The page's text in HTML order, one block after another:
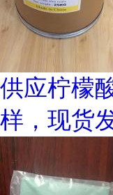
供应柠檬
样，现货